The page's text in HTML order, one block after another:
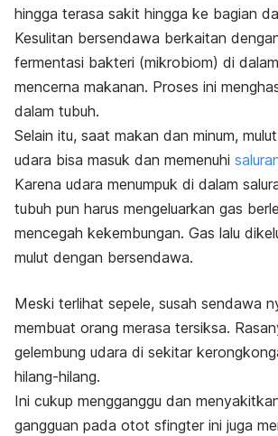
hingga terasa sakit hingga ke bagian
Kesulitan bersendawa berkaitan
fermentasi bakteri (mikrobiom) di
mencerna makanan. Proses ini
dalam tubuh.
Selain itu, saat makan dan minum,
udara bisa masuk dan memenuhi
Karena udara menumpuk di dalam
tubuh pun harus mengeluarkan gas
mencegah kekembungan. Gas lalu
mulut dengan bersendawa.
Meski terlihat sepele, susah sendawa
membuat orang merasa tersiksa.
gelembung udara di sekitar
hilang-hilang.
Ini cukup mengganggu dan
gangguan pada otot sfingter ini juga